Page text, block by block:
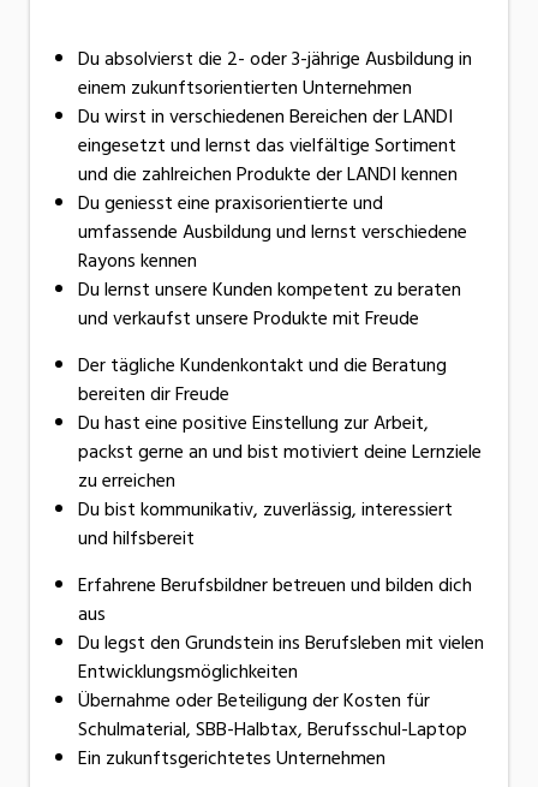
Du absolvierst die 2- oder 3-jährige Ausbildung in
einem zukunftsorientierten Unternehmen
Du wirst in verschiedenen Bereichen der LANDI
eingesetzt und lernst das vielfältige Sortiment
und die zahlreichen Produkte der LANDI kennen
Du geniesst eine praxisorientierte und
umfassende Ausbildung und lernst verschiedene
Rayons kennen
Du lernst unsere Kunden kompetent zu beraten
und verkaufst unsere Produkte mit Freude
Der tägliche Kundenkontakt und die Beratung
bereiten dir Freude
Du hast eine positive Einstellung zur Arbeit,
packst gerne an und bist motiviert deine Lernziele
zu erreichen
Du bist kommunikativ, zuverlässig, interessiert
und hilfsbereit
Erfahrene Berufsbildner betreuen und bilden dich
aus
Du legst den Grundstein ins Berufsleben mit vielen
Entwicklungsmöglichkeiten
Übernahme oder Beteiligung der Kosten für
Schulmaterial, SBB-Halbtax, Berufsschul-Laptop
Ein zukunftsgerichtetes Unternehmen